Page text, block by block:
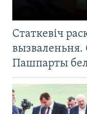
Статкевіч
вызваленьня.
Пашпарты